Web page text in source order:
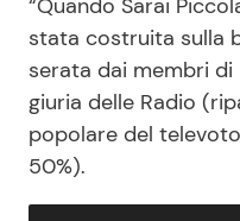
“Quando Sarai
stata costruita sulla
serata dai membri di
giuria delle Radio
popolare del
50%).